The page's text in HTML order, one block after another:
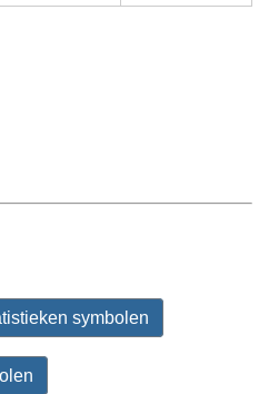
symbolen